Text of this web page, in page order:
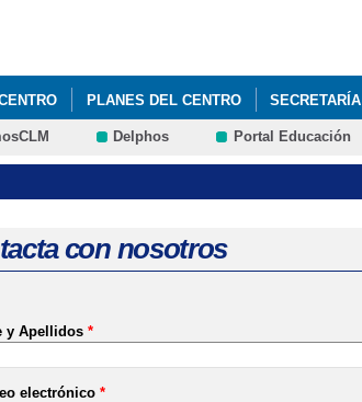
PLANES DEL CENTRO SECRETARÍA
Delphos Portal Educación
con nosotros
y Apellidos *
electrónico *